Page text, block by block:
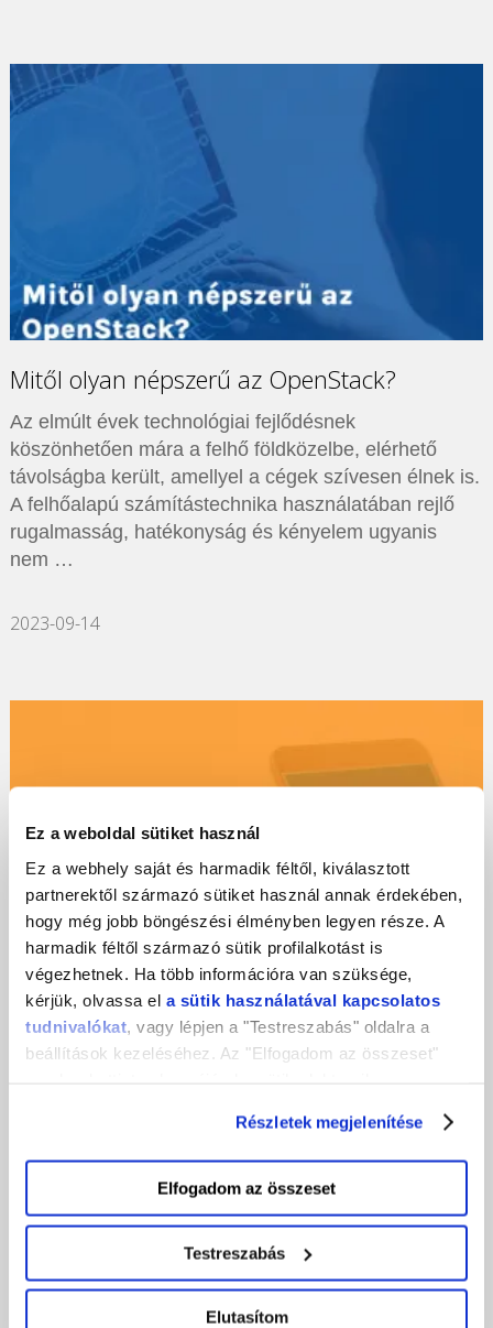
Ez a weboldal sütiket használ
Ez a webhely saját és harmadik féltől, kiválasztott
partnerektől származó sütiket használ annak érdekében,
hogy még jobb böngészési élményben legyen része. A
harmadik féltől származó sütik profilalkotást is
végezhetnek. Ha több információra van szüksége,
kérjük, olvassa el a sütik használatával kapcsolatos
tudnivalókat , vagy lépjen a "Testreszabás" oldalra a
beállítások kezeléséhez. Az "Elfogadom az összeset"
nyomva csak a szükséges sütik tárolását fogadja el.
Részletek megjelenítése
Elfogadom az összeset
Testreszabás
Elutasítom
Mitől olyan népszerű az OpenStack?
Az elmúlt évek technológiai fejlődésnek
köszönhetően mára a felhő földközelbe, elérhető
távolságba került, amellyel a cégek szívesen élnek is.
A felhőalapú számítástechnika használatában rejlő
rugalmasság, hatékonyság és kényelem ugyanis
nem …
2023-09-14
Az online hirdetési lehetőségek a
kisvállalkozásban
Tartalomnaptár: az is megvan. Mesterséges
internetes jelenlét és az online marketing
kulcsfontosságú, a …
2023-09-11